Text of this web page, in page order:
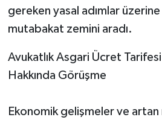
gereken yasal adımlar
mutabakat zemini aradı.
​Avukatlık Asgari Ücret
Hakkında Görüşme
Ekonomik gelişmeler ve artan